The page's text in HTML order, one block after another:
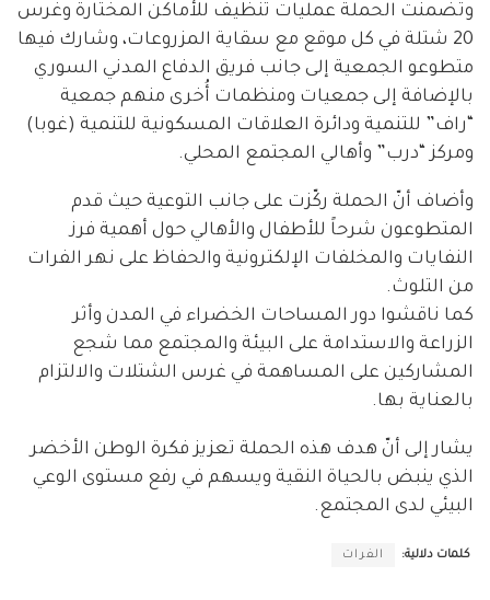
وتضمنت الحملة عمليات تنظيف للأماكن المختارة وغرس
20 شتلة في كل موقع مع سقاية المزروعات، وشارك فيها
متطوعو الجمعية إلى جانب فريق الدفاع المدني السوري
بالإضافة إلى جمعيات ومنظمات أُخرى منهم جمعية
“راف” للتنمية ودائرة العلاقات المسكونية للتنمية (غوبا)
ومركز “درب” وأهالي المجتمع المحلي.
وأضاف أنّ الحملة ركّزت على جانب التوعية حيث قدم
المتطوعون شرحاً للأطفال والأهالي حول أهمية فرز
النفايات والمخلفات الإلكترونية والحفاظ على نهر الفرات
من التلوث.
كما ناقشوا دور المساحات الخضراء في المدن وأثر
الزراعة والاستدامة على البيئة والمجتمع مما شجع
المشاركين على المساهمة في غرس الشتلات والالتزام
بالعناية بها.
يشار إلى أنّ هدف هذه الحملة تعزيز فكرة الوطن الأخضر
الذي ينبض بالحياة النقية ويسهم في رفع مستوى الوعي
البيئي لدى المجتمع.
كلمات دلالية: الفرات